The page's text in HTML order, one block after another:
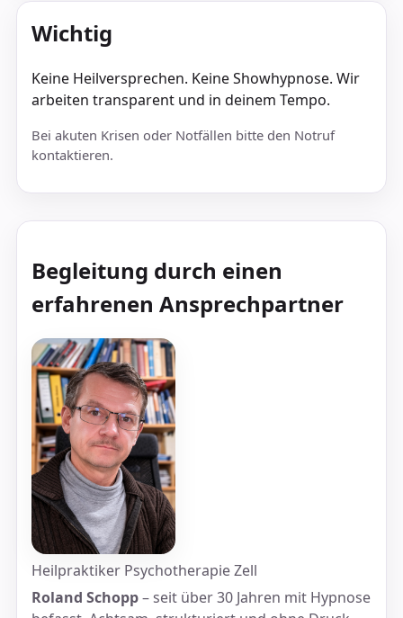
Wichtig
Keine Heilversprechen. Keine Showhypnose. Wir
arbeiten transparent und in deinem Tempo.
Bei akuten Krisen oder Notfällen bitte den Notruf
kontaktieren.
Begleitung durch einen
erfahrenen Ansprechpartner
Heilpraktiker Psychotherapie Zell
Roland Schopp– seit über 30 Jahren mit Hypnose